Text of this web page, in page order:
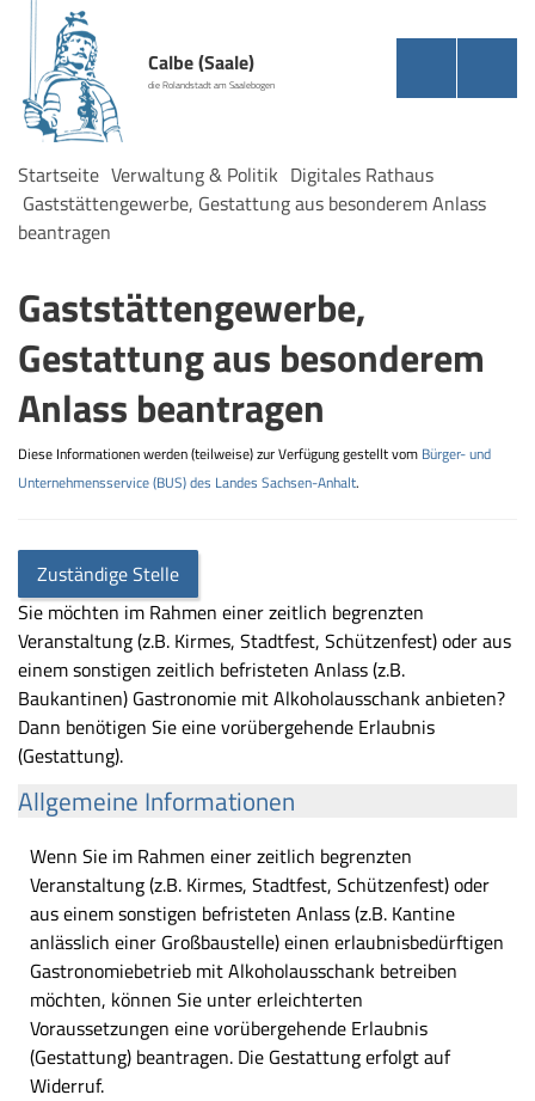
Calbe (Saale)
die Rolandstadt am Saalebogen
Startseite Verwaltung & Politik Digitales Rathaus
Gaststättengewerbe, Gestattung aus besonderem Anlass
beantragen
Gaststättengewerbe,
Gestattung aus besonderem
Anlass beantragen
Diese Informationen werden (teilweise) zur Verfügung gestellt vom Bürger- und
Unternehmensservice (BUS) des Landes Sachsen-Anhalt.
Zuständige Stelle
Sie möchten im Rahmen einer zeitlich begrenzten
Veranstaltung (z.B. Kirmes, Stadtfest, Schützenfest) oder aus
einem sonstigen zeitlich befristeten Anlass (z.B.
Baukantinen) Gastronomie mit Alkoholausschank anbieten?
Dann benötigen Sie eine vorübergehende Erlaubnis
(Gestattung).
Allgemeine Informationen
Wenn Sie im Rahmen einer zeitlich begrenzten
Veranstaltung (z.B. Kirmes, Stadtfest, Schützenfest) oder
aus einem sonstigen befristeten Anlass (z.B. Kantine
anlässlich einer Großbaustelle) einen erlaubnisbedürftigen
Gastronomiebetrieb mit Alkoholausschank betreiben
möchten, können Sie unter erleichterten
Voraussetzungen eine vorübergehende Erlaubnis
(Gestattung) beantragen. Die Gestattung erfolgt auf
Widerruf.